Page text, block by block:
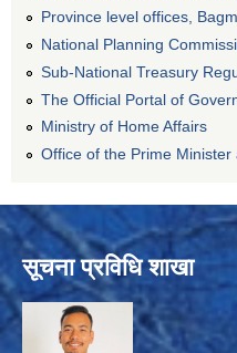
Province level offices,
National Planning
Sub-National Treasury
The Official Portal of
Ministry of Home Affairs
Office of the Prime
सूचना प्रविधि शाखा